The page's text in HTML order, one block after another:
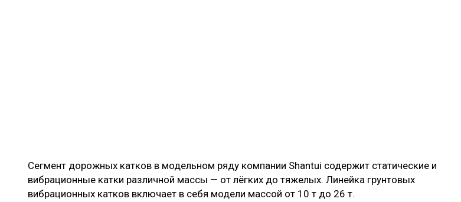
Сегмент дорожных катков в модельном ряду компании Shantui содержит статические и
вибрационные катки различной массы — от лёгких до тяжелых. Линейка грунтовых
вибрационных катков включает в себя модели массой от 10 т до 26 т.